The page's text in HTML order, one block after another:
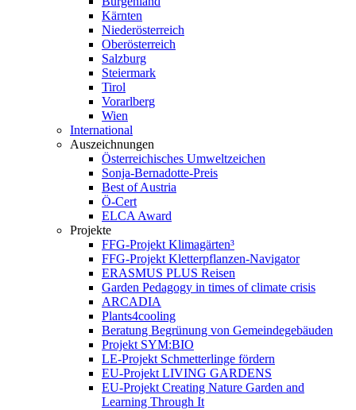
Kärnten
Niederösterreich
Oberösterreich
Salzburg
Steiermark
Tirol
Vorarlberg
Wien
International
Auszeichnungen
Österreichisches Umweltzeichen
Sonja-Bernadotte-Preis
Best of Austria
Ö-Cert
ELCA Award
Projekte
FFG-Projekt Klimagärten³
FFG-Projekt Kletterpflanzen-Navigator
ERASMUS PLUS Reisen
Garden Pedagogy in times of climate crisis
ARCADIA
Plants4cooling
Beratung Begrünung von Gemeindegebäuden
Projekt SYM:BIO
LE-Projekt Schmetterlinge fördern
EU-Projekt LIVING GARDENS
EU-Projekt Creating Nature Garden and
Learning Through It